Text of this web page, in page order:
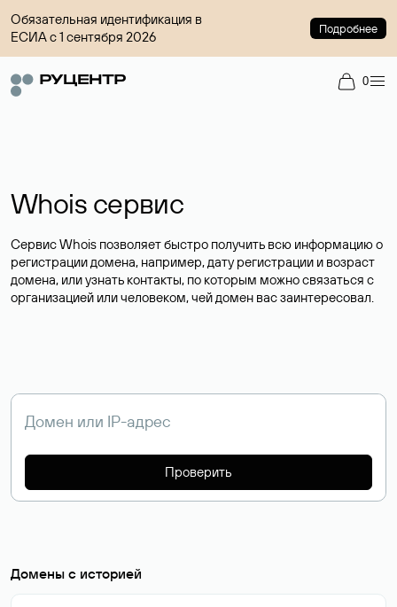
Обязательная идентификация в
ЕСИА с 1 сентября 2026
Подробнее
0
Whois сервис
Сервис Whois позволяет быстро получить всю информацию о
регистрации домена, например, дату регистрации и возраст
домена, или узнать контакты, по которым можно связаться с
организацией или человеком, чей домен вас заинтересовал.
Проверить
Домены с историей